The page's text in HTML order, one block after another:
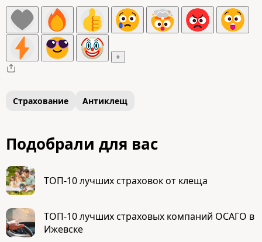
+
Страхование Антиклещ
Подобрали для вас
ТОП-10 лучших страховок от клеща
ТОП-10 лучших страховых компаний ОСАГО в
Ижевске